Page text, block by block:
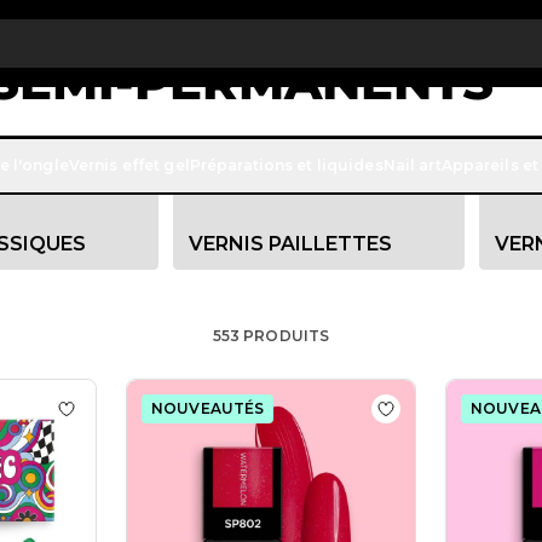
€ de réduction sur votre première commande INSCRIVEZ-VOUS
PERMANENTS
qui soit, comprenant les nuances et les teintes les plus
et reflets Effet Flash. Des formules qui durent longtemps
VERNIS PAILLETTES
553 PRODUITS
semi-permanent SP147 Spicy Red
Ajouter à la liste de souhaits Collection Funky Chic
NOUVEAUTÉS Ajouter à la liste